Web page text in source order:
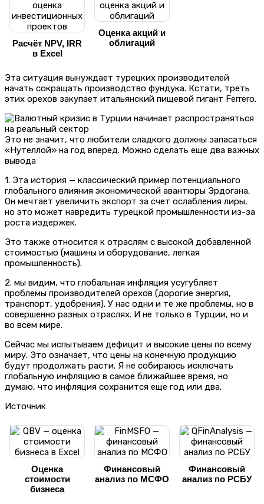
Расчёт NPV, IRR
в Excel
Оценка акций и
облигаций
Эта ситуация вынуждает турецких производителей
начать сокращать производство фундука. Кстати, треть
этих орехов закупает итальянский пищевой гигант Ferrero.
Это не значит, что любители сладкого должны запасаться
«Нутеллой» на год вперед. Можно сделать еще два важных
вывода
1. Эта история — классический пример потенциального
глобального влияния экономической авантюры Эрдогана.
Он мечтает увеличить экспорт за счет ослабления лиры,
но это может навредить турецкой промышленности из-за
роста издержек.
Это также относится к отраслям с высокой добавленной
стоимостью (машины и оборудование, легкая
промышленность).
2. мы видим, что глобальная инфляция усугубляет
проблемы производителей орехов (дорогие энергия,
транспорт, удобрения). У нас одни и те же проблемы, но в
совершенно разных отраслях. И не только в Турции, но и
во всем мире.
Сейчас мы испытываем дефицит и высокие цены по всему
миру. Это означает, что цены на конечную продукцию
будут продолжать расти. Я не собираюсь исключать
глобальную инфляцию в самое ближайшее время, но
думаю, что инфляция сохранится еще год или два.
Источник
Оценка
стоимости
бизнеса
Финансовый
анализ по МСФО
Финансовый
анализ по РСБУ